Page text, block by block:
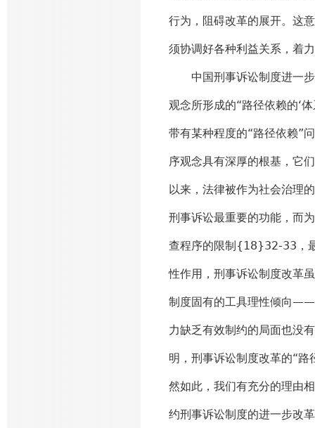
行为，阻碍改革的展开。这
须协调好各种利益关系，着
中国刑事诉讼制度进一步
观念所形成的“路径依赖的‘
带有某种程度的“路径依赖”
序观念具有深厚的根基，它
以来，法律被作为社会治理
刑事诉讼最重要的功能，而
查程序的限制{18}32-33，
性作用，刑事诉讼制度改革
制度固有的工具理性倾向
力缺乏有效制约的局面也没
明，刑事诉讼制度改革的“
然如此，我们有充分的理由
约刑事诉讼制度的进一步改